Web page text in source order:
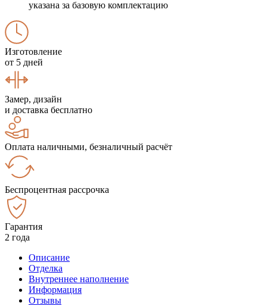
указана за базовую комплектацию
Изготовление
от 5 дней
Замер, дизайн
и доставка бесплатно
Оплата наличными, безналичный расчёт
Беспроцентная рассрочка
Гарантия
2 года
Описание
Отделка
Внутреннее наполнение
Информация
Отзывы